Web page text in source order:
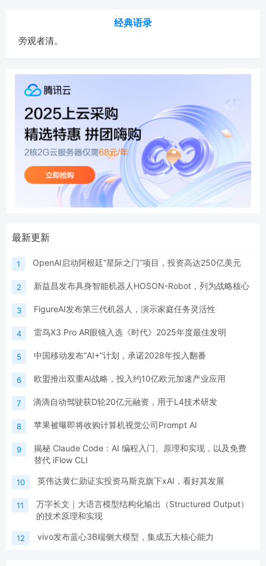
经典语录
旁观者清。
最新更新
1 OpenAI启动阿根廷“星际之门”项目，投资高达250亿美元
2 新益昌发布具身智能机器人HOSON-Robot，列为战略核心
3 FigureAI发布第三代机器人，演示家庭任务灵活性
4 雷鸟X3 Pro AR眼镜入选《时代》2025年度最佳发明
5 中国移动发布“AI+”计划，承诺2028年投入翻番
6 欧盟推出双重AI战略，投入约10亿欧元加速产业应用
7 滴滴自动驾驶获D轮20亿元融资，用于L4技术研发
8 苹果被曝即将收购计算机视觉公司Prompt AI
9
揭秘 Claude Code：AI 编程入门、原理和实现，以及免费
替代 iFlow CLI
10 英伟达黄仁勋证实投资马斯克旗下xAI，看好其发展
11
万字长文｜大语言模型结构化输出（Structured Output）
的技术原理和实现
12 vivo发布蓝心3B端侧大模型，集成五大核心能力